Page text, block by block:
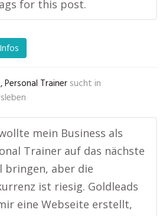
for this post.
Personal Trainer sucht in
mein Business als
Trainer auf das nächste
bringen, aber die
ist riesig. Goldleads
eine Webseite erstellt,